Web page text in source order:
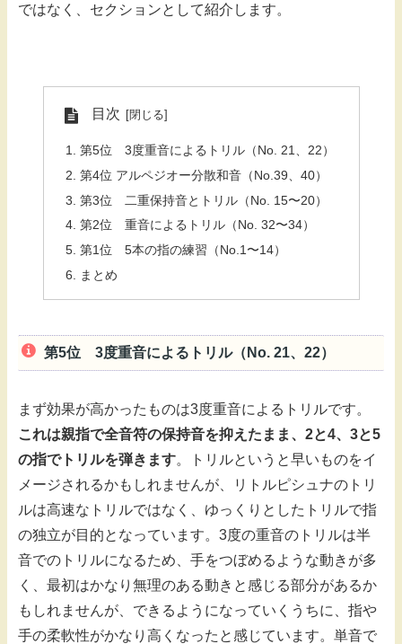
ではなく、セクションとして紹介します。
目次
第5位 3度重音によるトリル（No. 21、22）
第4位 アルペジオー分散和音（No.39、40）
第3位 二重保持音とトリル（No. 15〜20）
第2位 重音によるトリル（No. 32〜34）
第1位 5本の指の練習（No.1〜14）
まとめ
第5位 3度重音によるトリル（No. 21、22）
まず効果が高かったものは3度重音によるトリルです。
これは親指で全音符の保持音を抑えたまま、2と4、3と5
の指でトリルを弾きます。トリルというと早いものをイ
メージされるかもしれませんが、リトルピシュナのトリ
ルは高速なトリルではなく、ゆっくりとしたトリルで指
の独立が目的となっています。3度の重音のトリルは半
音でのトリルになるため、手をつぼめるような動きが多
く、最初はかなり無理のある動きと感じる部分があるか
もしれませんが、できるようになっていくうちに、指や
手の柔軟性がかなり高くなったと感じています。単音で